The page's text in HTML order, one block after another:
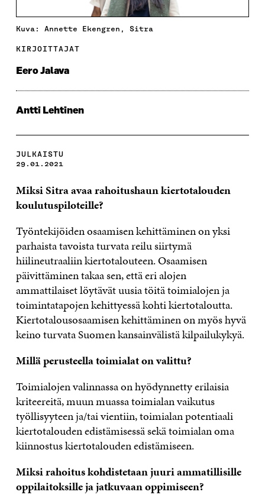
Kuva: Annette Ekengren, Sitra
KIRJOITTAJAT
Eero Jalava
Antti Lehtinen
JULKAISTU
29.01.2021
Miksi Sitra avaa rahoitushaun kiertotalouden
koulutuspiloteille?
Työntekijöiden osaamisen kehittäminen on yksi
parhaista tavoista turvata reilu siirtymä
hiilineutraaliin kiertotalouteen. Osaamisen
päivittäminen takaa sen, että eri alojen
ammattilaiset löytävät uusia töitä toimialojen ja
toimintatapojen kehittyessä kohti kiertotaloutta.
Kiertotalousosaamisen kehittäminen on myös hyvä
keino turvata Suomen kansainvälistä kilpailukykyä.
Millä perusteella toimialat on valittu?
Toimialojen valinnassa on hyödynnetty erilaisia
kriteereitä, muun muassa toimialan vaikutus
työllisyyteen ja/tai vientiin, toimialan potentiaali
kiertotalouden edistämisessä sekä toimialan oma
kiinnostus kiertotalouden edistämiseen.
Miksi rahoitus kohdistetaan juuri ammatillisille
oppilaitoksille ja jatkuvaan oppimiseen?